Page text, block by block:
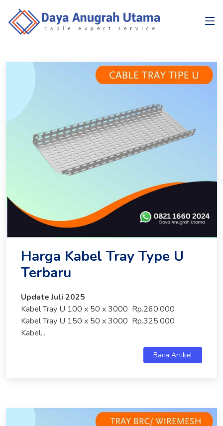
Harga Kabel Tray Type U
Terbaru
Update Juli 2025
Kabel Tray U 100 x 50 x 3000 Rp.260.000
Kabel Tray U 150 x 50 x 3000 Rp.325.000
Kabel...
Baca Artikel